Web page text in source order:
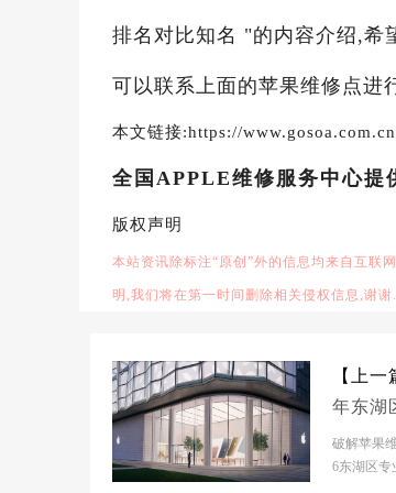
排名对比知名 "的内容介绍,希
可以联系上面的苹果维修点进
本文链接:https://
全国APPLE维修服务中心提
版权声明
本站资讯除标注“原创”外的信息均来自互联
明,我们将在第一时间删除相关侵权信息,谢谢.
【上一
年东湖
服务维
P3专业
破解苹果
6东湖区专